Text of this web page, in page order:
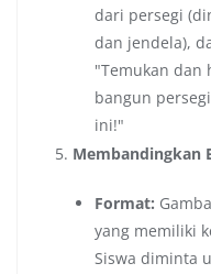
dari persegi
dan jendela),
"Temukan dan
bangun
ini!"
Membandingkan
Format:
yang memiliki
Siswa diminta